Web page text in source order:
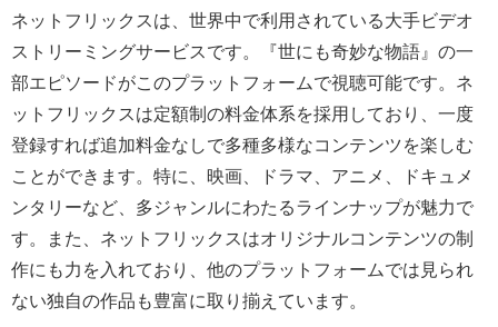
ネットフリックスは、世界中で利用されている大手ビデオ
ストリーミングサービスです。『世にも奇妙な物語』の一
部エピソードがこのプラットフォームで視聴可能です。ネ
ットフリックスは定額制の料金体系を採用しており、一度
登録すれば追加料金なしで多種多様なコンテンツを楽しむ
ことができます。特に、映画、ドラマ、アニメ、ドキュメ
ンタリーなど、多ジャンルにわたるラインナップが魅力で
す。また、ネットフリックスはオリジナルコンテンツの制
作にも力を入れており、他のプラットフォームでは見られ
ない独自の作品も豊富に取り揃えています。